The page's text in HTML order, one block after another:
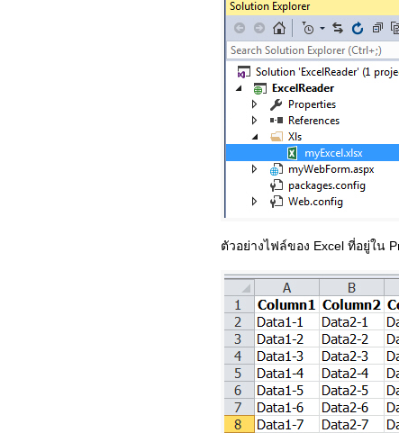
ตัวอย่างไฟล์ของ Excel ที่อยู่ใน P